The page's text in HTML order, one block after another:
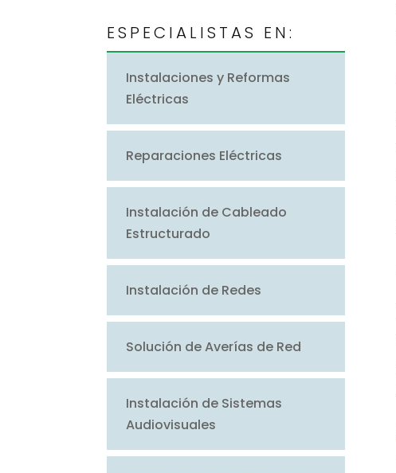
ESPECIALISTAS EN:
Instalaciones y Reformas
Eléctricas
Reparaciones Eléctricas
Instalación de Cableado
Estructurado
Instalación de Redes
Solución de Averías de Red
Instalación de Sistemas
Audiovisuales